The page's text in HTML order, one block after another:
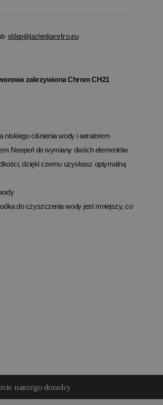
sklep@lazienkaretro.eu
zakrzywiona Chrom CH21
niskiego ciśnienia wody i aeratorem
Neoperl do wymiany dwóch elementów
dzięki czemu uzyskasz optymalną
do czyszczenia wody jest mniejszy, co
naszego doradcy